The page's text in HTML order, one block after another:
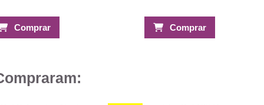
Comprar Comprar